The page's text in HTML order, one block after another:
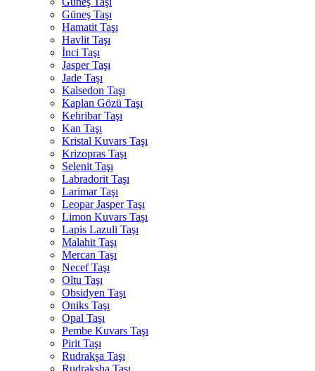
Güneş Taşı
Hamatit Taşı
Havlit Taşı
İnci Taşı
Jasper Taşı
Jade Taşı
Kalsedon Taşı
Kaplan Gözü Taşı
Kehribar Taşı
Kan Taşı
Kristal Kuvars Taşı
Krizopras Taşı
Selenit Taşı
Labradorit Taşı
Larimar Taşı
Leopar Jasper Taşı
Limon Kuvars Taşı
Lapis Lazuli Taşı
Malahit Taşı
Mercan Taşı
Necef Taşı
Oltu Taşı
Obsidyen Taşı
Oniks Taşı
Opal Taşı
Pembe Kuvars Taşı
Pirit Taşı
Rudrakşa Taşı
Rudraksha Taşı